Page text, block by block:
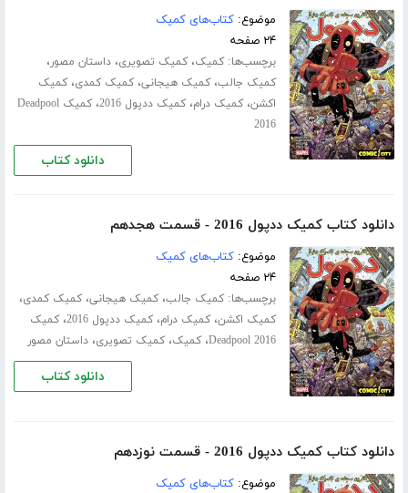
موضوع:کتاب‌های کمیک
۲۴ صفحه
برچسب‌ها:کمیک،کمیک تصویری،داستان مصور،
کمیک جالب،کمیک هیجانی،کمیک کمدی،کمیک
اکشن،کمیک درام،کمیک ددپول 2016 ،
کمیک Deadpool
2016
دانلود کتاب
دانلود کتاب کمیک ددپول 2016 - قسمت هجدهم
موضوع:کتاب‌های کمیک
۲۴ صفحه
برچسب‌ها:کمیک جالب،کمیک هیجانی،کمیک کمدی،
کمیک اکشن،کمیک درام،کمیک ددپول 2016 ،کمیک
Deadpool 2016،کمیک،کمیک تصویری،داستان مصور
دانلود کتاب
دانلود کتاب کمیک ددپول 2016 - قسمت نوزدهم
موضوع:کتاب‌های کمیک